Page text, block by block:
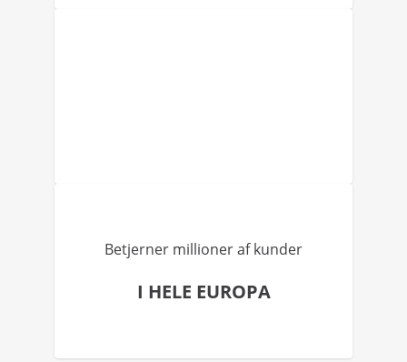
Betjerner millioner af kunder
I HELE EUROPA